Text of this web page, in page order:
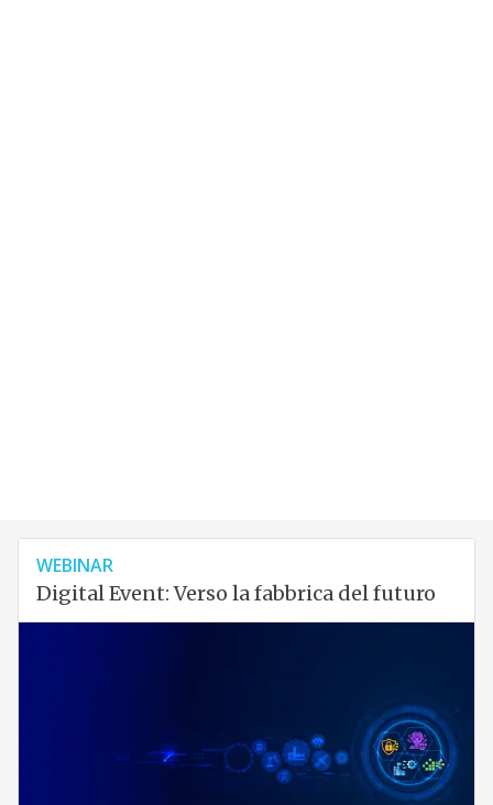
WEBINAR
Digital Event: Verso la fabbrica del futuro